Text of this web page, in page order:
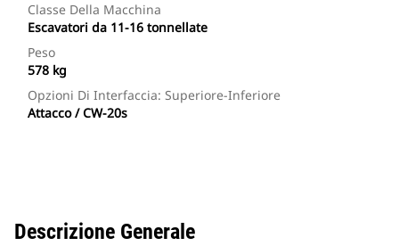
Classe Della Macchina
Escavatori da 11-16 tonnellate
Peso
578 kg
Opzioni Di Interfaccia: Superiore-Inferiore
Attacco / CW-20s
Descrizione Generale